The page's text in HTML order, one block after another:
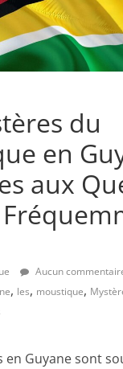
du
en
aux
Aucun
, les, moustique,
en Guyane sont